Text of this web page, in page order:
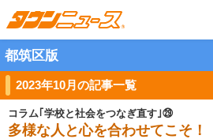
都筑区版
2023年10月の記事一覧
コラム｢学校と社会をつなぎ直す｣㉙
多様な人と心を合わせてこそ！